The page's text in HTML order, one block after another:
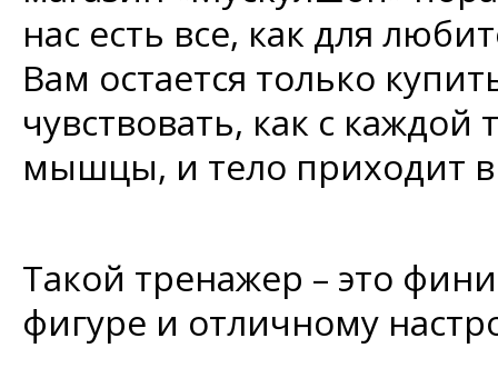
нас есть все, как для
Вам остается только
чувствовать, как с
мышцы, и тело приходит в
Такой тренажер – это
фигуре и отличному